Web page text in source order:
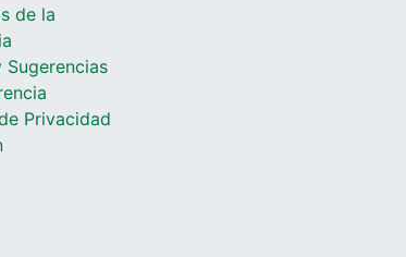
de la
Sugerencias
Privacidad